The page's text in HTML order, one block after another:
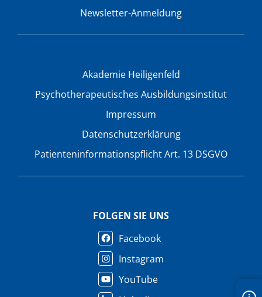
Newsletter-Anmeldung
Akademie Heiligenfeld
Psychotherapeutisches Ausbildungsinstitut
Impressum
Datenschutzerklärung
Patienteninformationspflicht Art. 13 DSGVO
FOLGEN SIE UNS
Facebook
Instagram
YouTube